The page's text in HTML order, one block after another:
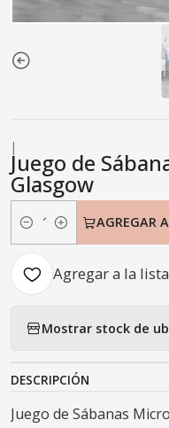
|
Juego de
Glasgow
Cantidad
AGREGAR
Agregar a la
Mostrar stock de
DESCRIPCIÓN
Juego de Sábanas